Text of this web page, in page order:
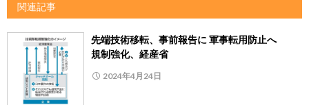
関連記事
先端技術移転、事前報告に 軍事転用防止へ
規制強化、経産省
2024年4月24日